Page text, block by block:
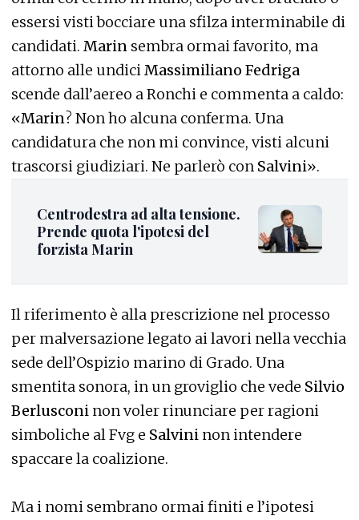
essersi visti bocciare una sfilza interminabile di
candidati. Marin sembra ormai favorito, ma
attorno alle undiciMassimiliano Fedriga
scende dall’aereo a Ronchi e commenta a caldo:
«Marin? Non ho alcuna conferma. Una
candidatura che non mi convince, visti alcuni
trascorsi giudiziari. Ne parlerò con Salvini».
Centrodestra ad alta tensione.
Prende quota l'ipotesi del
forzista Marin
Il riferimento è alla prescrizione nel processo
per malversazione legato ai lavori nella vecchia
sede dell’Ospizio marino di Grado. Una
smentita sonora, in un groviglio che vede Silvio
Berlusconi non voler rinunciare per ragioni
simboliche al Fvg e Salvini non intendere
spaccare la coalizione.
Ma i nomi sembrano ormai finiti e l’ipotesi